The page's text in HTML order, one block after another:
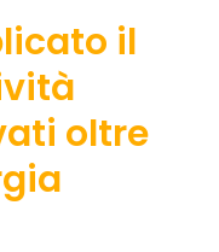
il
oltre